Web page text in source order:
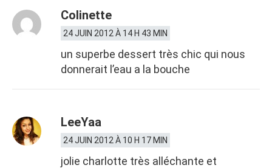
Colinette
24 JUIN 2012 À 14 H 43 MIN
un superbe dessert très chic qui nous
donnerait l’eau a la bouche
LeeYaa
24 JUIN 2012 À 10 H 17 MIN
jolie charlotte très alléchante et